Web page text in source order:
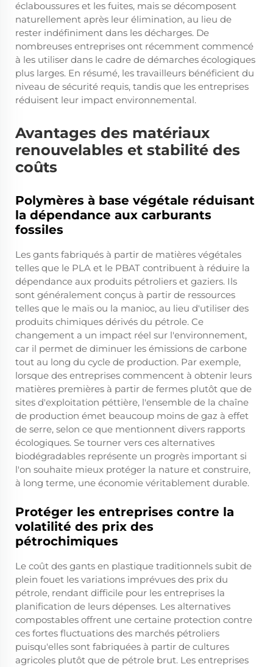
éclaboussures et les fuites, mais se décomposent
naturellement après leur élimination, au lieu de
rester indéfiniment dans les décharges. De
nombreuses entreprises ont récemment commencé
à les utiliser dans le cadre de démarches écologiques
plus larges. En résumé, les travailleurs bénéficient du
niveau de sécurité requis, tandis que les entreprises
réduisent leur impact environnemental.
Avantages des matériaux
renouvelables et stabilité des
coûts
Polymères à base végétale réduisant
la dépendance aux carburants
fossiles
Les gants fabriqués à partir de matières végétales
telles que le PLA et le PBAT contribuent à réduire la
dépendance aux produits pétroliers et gaziers. Ils
sont généralement conçus à partir de ressources
telles que le maïs ou la manioc, au lieu d'utiliser des
produits chimiques dérivés du pétrole. Ce
changement a un impact réel sur l'environnement,
car il permet de diminuer les émissions de carbone
tout au long du cycle de production. Par exemple,
lorsque des entreprises commencent à obtenir leurs
matières premières à partir de fermes plutôt que de
sites d'exploitation péttière, l'ensemble de la chaîne
de production émet beaucoup moins de gaz à effet
de serre, selon ce que mentionnent divers rapports
écologiques. Se tourner vers ces alternatives
biodégradables représente un progrès important si
l'on souhaite mieux protéger la nature et construire,
à long terme, une économie véritablement durable.
Protéger les entreprises contre la
volatilité des prix des
pétrochimiques
Le coût des gants en plastique traditionnels subit de
plein fouet les variations imprévues des prix du
pétrole, rendant difficile pour les entreprises la
planification de leurs dépenses. Les alternatives
compostables offrent une certaine protection contre
ces fortes fluctuations des marchés pétroliers
puisqu'elles sont fabriquées à partir de cultures
agricoles plutôt que de pétrole brut. Les entreprises